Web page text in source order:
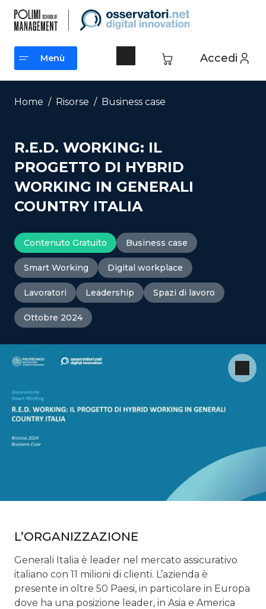
contenuto
Accedi
Menù
Menù
Home / Risorse / Business case
R.E.D. WORKING: IL
PROGETTO DI HYBRID
WORKING IN GENERALI
COUNTRY ITALIA
Contenuto Gratuito Business case
Smart Working Digital workplace
Lavoratori Leadership Spazi di lavoro
Ottobre 2024
L’ORGANIZZAZIONE
Generali Italia è leader nel mercato assicurativo
italiano con 11 milioni di clienti. L’azienda è
presente in oltre 50 Paesi, in particolare in Europa
dove ha una posizione leader, in Asia e America